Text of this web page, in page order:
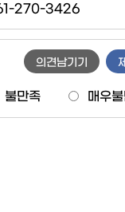
270-3426
불만족 매우
의견남기기